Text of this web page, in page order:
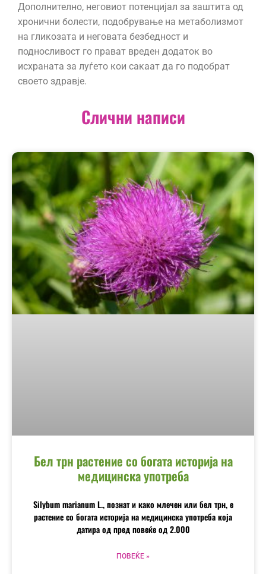
Дополнително, неговиот потенцијал за заштита од
хронични болести, подобрување на метаболизмот
на гликозата и неговата безбедност и
подносливост го прават вреден додаток во
исхраната за луѓето кои сакаат да го подобрат
своето здравје.
Слични написи
Бел трн растение со богата историја на
медицинска употреба
Silybum marianum L., познат и како млечен или бел трн, е
растение со богата историја на медицинска употреба која
датира од пред повеќе од 2.000
ПОВЕЌЕ »